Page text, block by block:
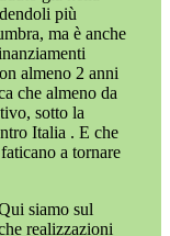
più
ma è anche
almeno 2 anni
che almeno da
sotto la
Italia . E che
a tornare
siamo sul
realizzazioni